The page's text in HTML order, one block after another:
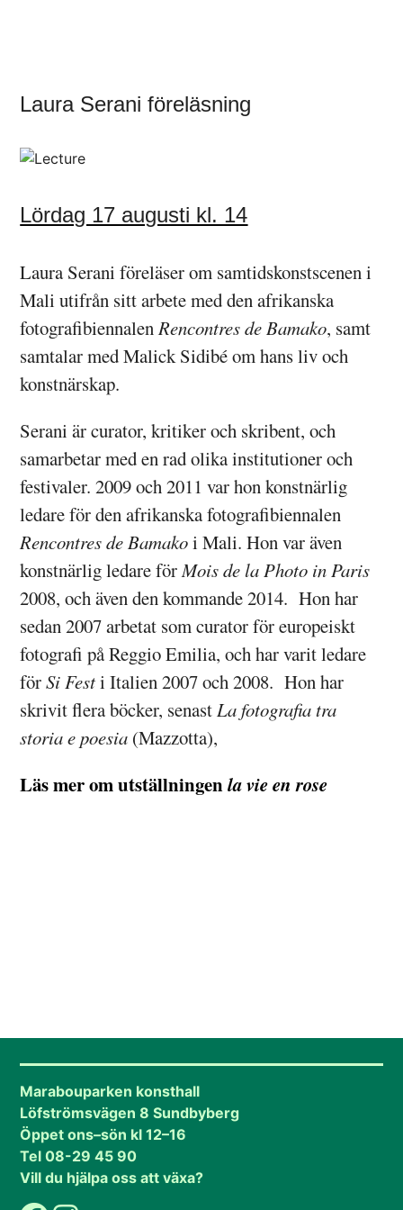
Laura Serani föreläsning
Lördag 17 augusti kl. 14
Laura Serani föreläser om samtidskonstscenen i
Mali utifrån sitt arbete med den afrikanska
fotografibiennalenRencontres de Bamako, samt
samtalar med Malick Sidibé om hans liv och
konstnärskap.
Serani är curator, kritiker och skribent, och
samarbetar med en rad olika institutioner och
festivaler. 2009 och 2011 var hon konstnärlig
ledare för den afrikanska fotografibiennalen
Rencontres de Bamakoi Mali. Hon var även
konstnärlig ledare förMois de la Photo in Paris
2008, och även den kommande 2014. Hon har
sedan 2007 arbetat som curator för europeiskt
fotografi på Reggio Emilia, och har varit ledare
förSi Festi Italien 2007 och 2008. Hon har
skrivit flera böcker, senastLa fotografia tra
storia e poesia (Mazzotta),
Läs mer om utställningenla vie en rose
Marabouparken konsthall
Löfströmsvägen 8 Sundbyberg
Öppet ons–sön kl 12–16
Tel 08-29 45 90
Vill du hjälpa oss att växa?